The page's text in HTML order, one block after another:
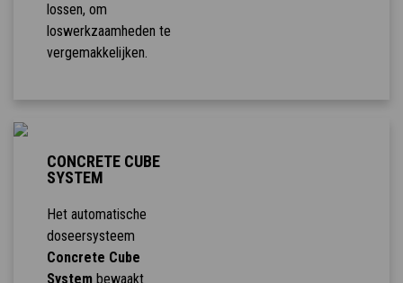
lossen, om
loswerkzaamheden te
vergemakkelijken.
CONCRETE CUBE
SYSTEM
Het automatische
doseersysteem
Concrete Cube
Systembewaakt